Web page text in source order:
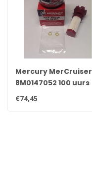
Mercury MerCruiser
8M0147052 100 uurs
onderhoudsset voor
€74,45